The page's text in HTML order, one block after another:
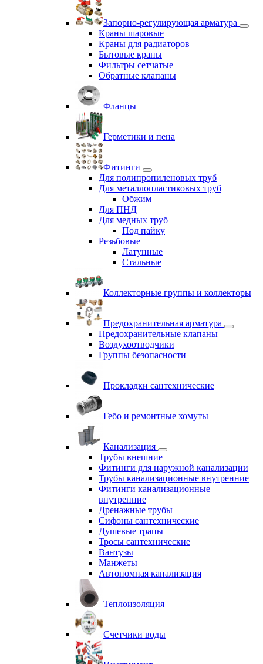
Запорно-регулирующая арматура
Краны шаровые
Краны для радиаторов
Бытовые краны
Фильтры сетчатые
Обратные клапаны
Фланцы
Герметики и пена
Фитинги
Для полипропиленовых труб
Для металлопластиковых труб
Обжим
Для ПНД
Для медных труб
Под пайку
Резьбовые
Латунные
Cтальные
Коллекторные группы и коллекторы
Предохранительная арматура
Предохранительные клапаны
Воздухоотводчики
Группы безопасности
Прокладки сантехнические
Гебо и ремонтные хомуты
Канализация
Трубы внешние
Фитинги для наружной канализации
Трубы канализационные внутренние
Фитинги канализационные
внутренние
Дренажные трубы
Сифоны сантехнические
Душевые трапы
Тросы сантехнические
Вантузы
Манжеты
Автономная канализация
Теплоизоляция
Счетчики воды